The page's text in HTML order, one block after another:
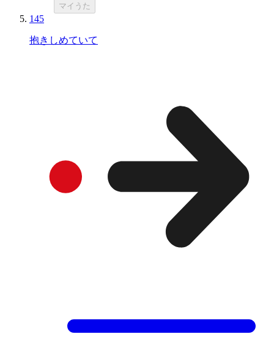
マイうた
145
抱きしめていて